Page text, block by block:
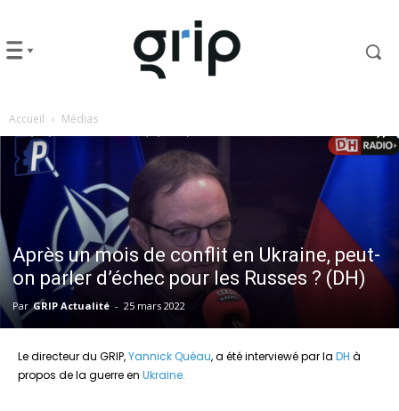
Accueil Médias
Après un mois de conflit en Ukraine, peut-
on parler d’échec pour les Russes ? (DH)
Par GRIP Actualité - 25 mars 2022
Le directeur du GRIP,Yannick Quéau, a été interviewé par la DH à
propos de la guerre en Ukraine.